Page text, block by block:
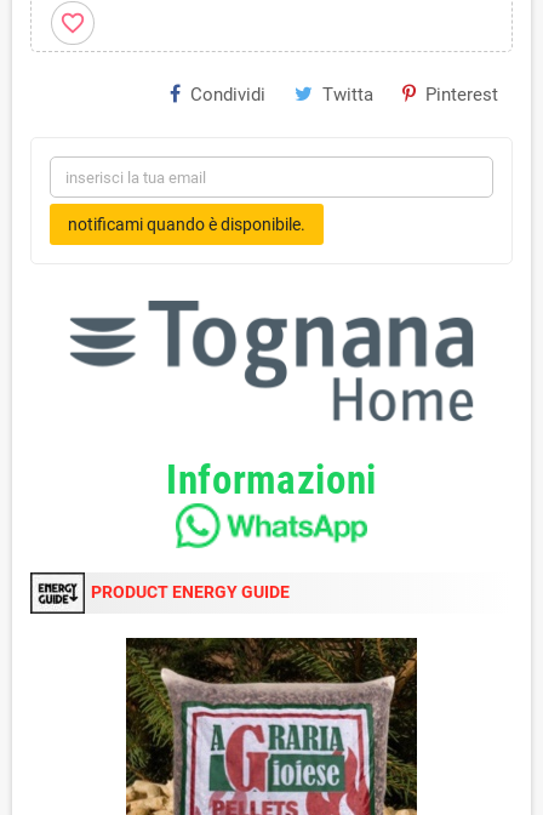
favorite_border
Condividi Twitta Pinterest
notificami quando è disponibile.
Informazioni
PRODUCT ENERGY GUIDE